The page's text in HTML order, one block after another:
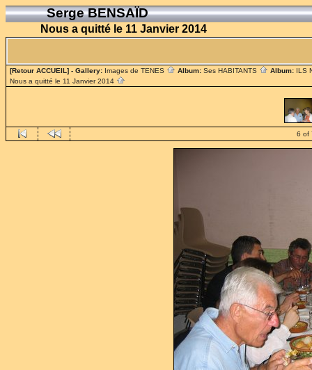
Serge BENSAÏD
Nous a quitté le 11 Janvier 2014
[Retour ACCUEIL] - Gallery: Images de TENES Album: Ses HABITANTS Album: ILS
Nous a quitté le 11 Janvier 2014
6 of